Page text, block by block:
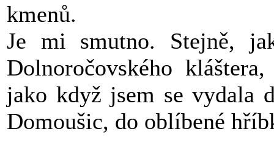
kmenů.
Je mi smutno. Stejně,
Dolnoročovského
jako když jsem se vydala
Domoušic, do oblíbené